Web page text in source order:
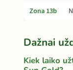
Zona 13b
Dažnai
Kiek laiko